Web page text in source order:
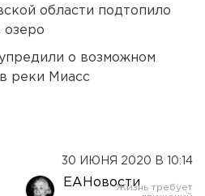
области подтопило
о возможном
реки Миасс
30 ИЮНЯ 2020 В 10:14
ЕАНовости